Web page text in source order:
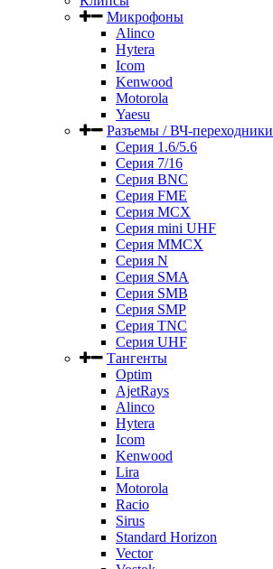
Микрофоны
Alinco
Hytera
Icom
Kenwood
Motorola
Yaesu
Разъемы / ВЧ-переходники
Серия 1.6/5.6
Серия 7/16
Серия BNC
Серия FME
Серия MCX
Серия mini UHF
Серия MMCX
Серия N
Серия SMA
Серия SMB
Серия SMP
Серия TNC
Серия UHF
Тангенты
Optim
AjetRays
Alinco
Hytera
Icom
Kenwood
Lira
Motorola
Racio
Sirus
Standard Horizon
Vector